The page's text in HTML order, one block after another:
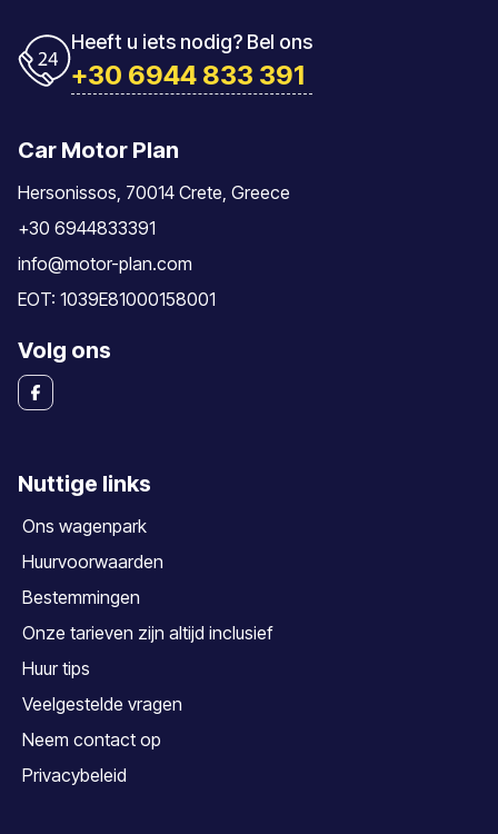
Heeft u iets nodig? Bel ons
+30 6944 833 391
Car Motor Plan
Hersonissos, 70014 Crete, Greece
+30 6944833391
info@motor-plan.com
EOT: 1039E81000158001
Volg ons
Nuttige links
Ons wagenpark
Huurvoorwaarden
Bestemmingen
Onze tarieven zijn altijd inclusief
Huur tips
Veelgestelde vragen
Neem contact op
Privacybeleid